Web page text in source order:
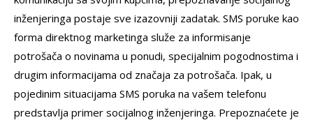
inženjeringa postaje sve izazovniji zadatak. SMS poruke kao
forma direktnog marketinga služe za informisanje
potrošača o novinama u ponudi, specijalnim pogodnostima i
drugim informacijama od značaja za potrošača. Ipak, u
pojedinim situacijama SMS poruka na vašem telefonu
predstavlja primer socijalnog inženjeringa. Prepoznaćete je